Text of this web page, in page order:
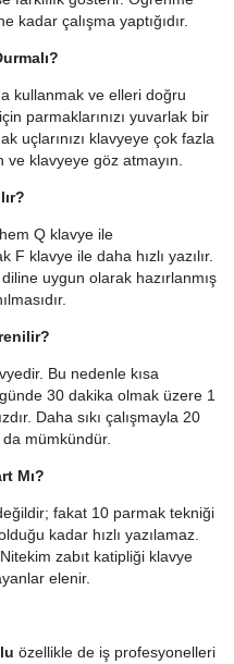
çalışma yaptığıdır.
kullanmak ve elleri doğru
parmaklarınızı yuvarlak bir
uçlarınızı klavyeye çok fazla
ve klavyeye göz atmayın.
Q klavye ile
klavye ile daha hızlı yazılır.
uygun olarak hazırlanmış
Bu nedenle kısa
30 dakika olmak üzere 1
Daha sıkı çalışmayla 20
mümkündür.
Mı?
fakat 10 parmak tekniği
kadar hızlı yazılamaz.
zabıt katipliği klavye
elenir.
özellikle de iş profesyonelleri